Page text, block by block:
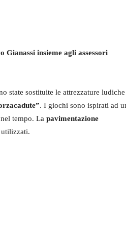
Gianassi insieme agli assessori
state sostituite le attrezzature ludiche
. I giochi sono ispirati ad
tempo. La pavimentazione